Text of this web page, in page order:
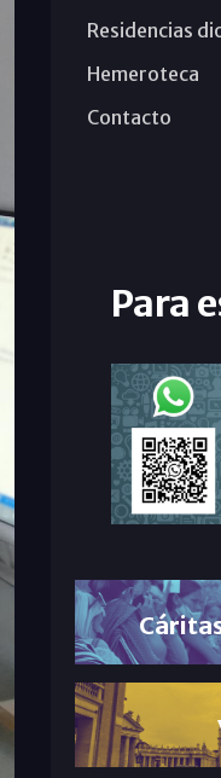
Residencias
Hemeroteca
Contacto
Para